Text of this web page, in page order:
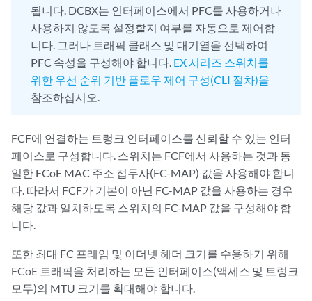
됩니다. DCBX는 인터페이스에서 PFC를 사용하거나
사용하지 않도록 설정할지 여부를 자동으로 제어합
니다. 그러나 트래픽 클래스 및 대기열을 선택하여
PFC 속성을 구성해야 합니다. EX 시리즈 스위치를
위한 우선 순위 기반 플로우 제어 구성(CLI 절차)을
참조하십시오.
FCF에 연결하는 트렁크 인터페이스를 신뢰할 수 있는 인터
페이스로 구성합니다. 스위치는 FCF에서 사용하는 것과 동
일한 FCoE MAC 주소 접두사(FC-MAP) 값을 사용해야 합니
다. 따라서 FCF가 기본이 아닌 FC-MAP 값을 사용하는 경우
해당 값과 일치하도록 스위치의 FC-MAP 값을 구성해야 합
니다.
또한 최대 FC 프레임 및 이더넷 헤더 크기를 수용하기 위해
FCoE 트래픽을 처리하는 모든 인터페이스(액세스 및 트렁크
모두)의 MTU 크기를 확대해야 합니다.